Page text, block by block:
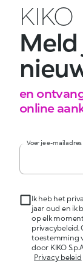
KIKO
Meld
en
online
Voer je e-mailadres
Ik heb het
jaar oud en ik
op elk
privacybeleid.
toestemming
door KIKO
Privacy beleid